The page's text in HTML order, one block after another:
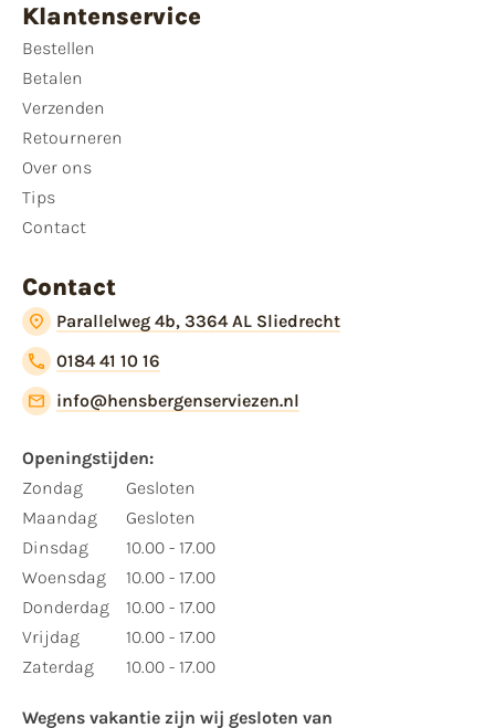
Klantenservice
Bestellen
Betalen
Verzenden
Retourneren
Over ons
Tips
Contact
Contact
Parallelweg 4b, 3364 AL Sliedrecht
0184 41 10 16
info@hensbergenserviezen.nl
Openingstijden:​
​Zondag
Maandag
Dinsdag
Woensdag
Donderdag
Vrijdag
Zaterdag
Gesloten
Gesloten
10.00 - 17.00
10.00 - 17.00
10.00 - 17.00
10.00 - 17.00
10.00 - 17.00
Wegens vakantie zijn wij gesloten van ​